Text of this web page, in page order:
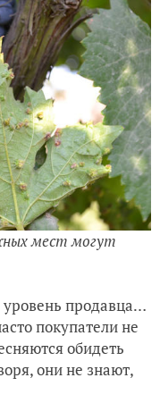
мест могут
продавца…
покупатели не
обидеть
они не знают,